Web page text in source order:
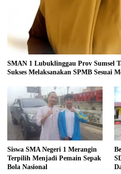
SMAN 1 Lubuklinggau Prov Sumsel
Sukses Melaksanakan SPMB
Siswa SMA Negeri 1 Merangin
Terpilih Menjadi Pemain Sepak
Bola Nasional